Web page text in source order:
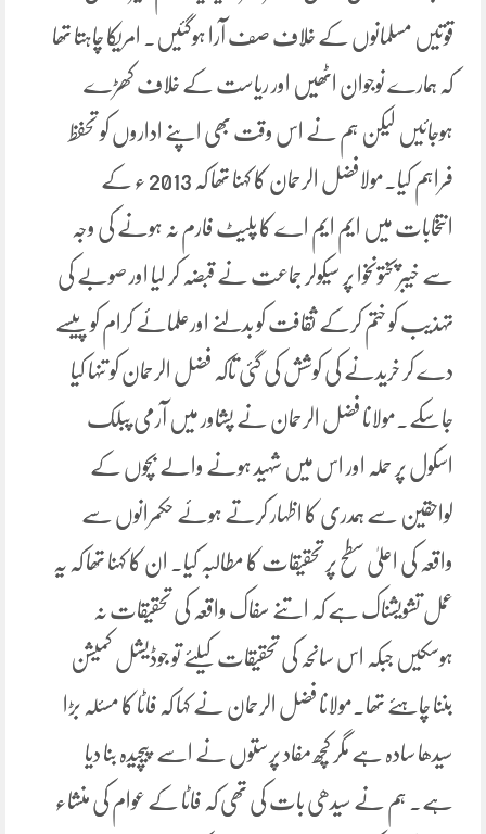
قوتیں مسلمانوں کے خلاف صف آرا ہوگئیں۔ امریکا چاہتا تھا
کہ ہمارے نوجوان اٹھیں اور ریاست کے خلاف کھڑے
ہوجائیں لیکن ہم نے اس وقت بھی اپنے اداروں کو تحفظ
فراہم کیا۔مولافضل الرحمان کا کہنا تھا کہ 2013 ء کے
انتخابات میں ایم ایم اے کا پلیٹ فارم نہ ہونے کی وجہ
سے خیبرپختونخوا پر سیکولر جماعت نے قبضہ کر لیا اور صوبے کی
تہذیب کو ختم کرکے ثقافت کو بدلنے اورعلمائے کرام کو پیسے
دے کر خریدنے کی کوشش کی گئی تاکہ فضل الرحمان کو تنہا کیا
جاسکے۔مولانا فضل الرحمان نے پشاور میں آرمی پبلک
اسکول پر حملہ اور اس میں شہید ہونے والے بچوں کے
لواحقین سے ہمدری کا اظہار کرتے ہوئے حکمرانوں سے
واقعہ کی اعلیٰ سطح پر تحقیقات کا مطالبہ کیا۔ ان کا کہنا تھا کہ یہ
عمل تشویشناک ہے کہ اتنے سفاک واقعہ کی تحقیقات نہ
ہوسکیں جبکہ اس سانحہ کی تحقیقات کیلئے تو جوڈیشل کمیشن
بننا چاہئے تھا۔مولانا فضل الرحمان نے کہا کہ فاٹا کا مسئلہ بڑا
سیدھا سادہ ہے مگر کچھ مفاد پرستوں نے اسے پیچیدہ بنا دیا
ہے۔ ہم نے سیدھی بات کی تھی کہ فاٹا کے عوام کی منشاء